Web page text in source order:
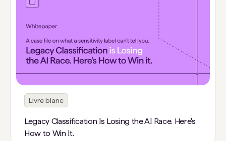
Livre blanc
Legacy Classification Is Losing the AI Race. Here's
How to Win It.